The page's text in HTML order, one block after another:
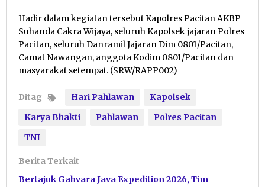
Hadir dalam kegiatan tersebut Kapolres Pacitan AKBP
Suhanda Cakra Wijaya, seluruh Kapolsek jajaran Polres
Pacitan, seluruh Danramil Jajaran Dim 0801/Pacitan,
Camat Nawangan, anggota Kodim 0801/Pacitan dan
masyarakat setempat. (SRW/RAPP002)
Ditag Hari Pahlawan
Kapolsek
Karya Bhakti
Pahlawan
Polres Pacitan
TNI
Berita Terkait
Bertajuk Gahvara Java Expedition 2026, Tim